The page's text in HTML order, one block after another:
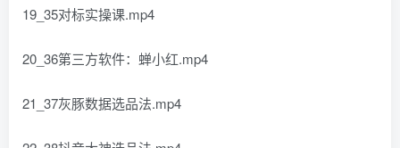
19_35对标实操课.mp4
20_36第三方软件：蝉小红.mp4
21_37灰豚数据选品法.mp4